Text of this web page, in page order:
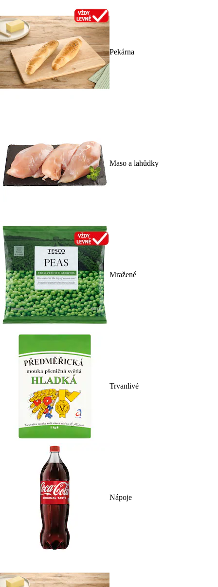
Pekárna
Maso a lahůdky
Mražené
Trvanlivé
Nápoje